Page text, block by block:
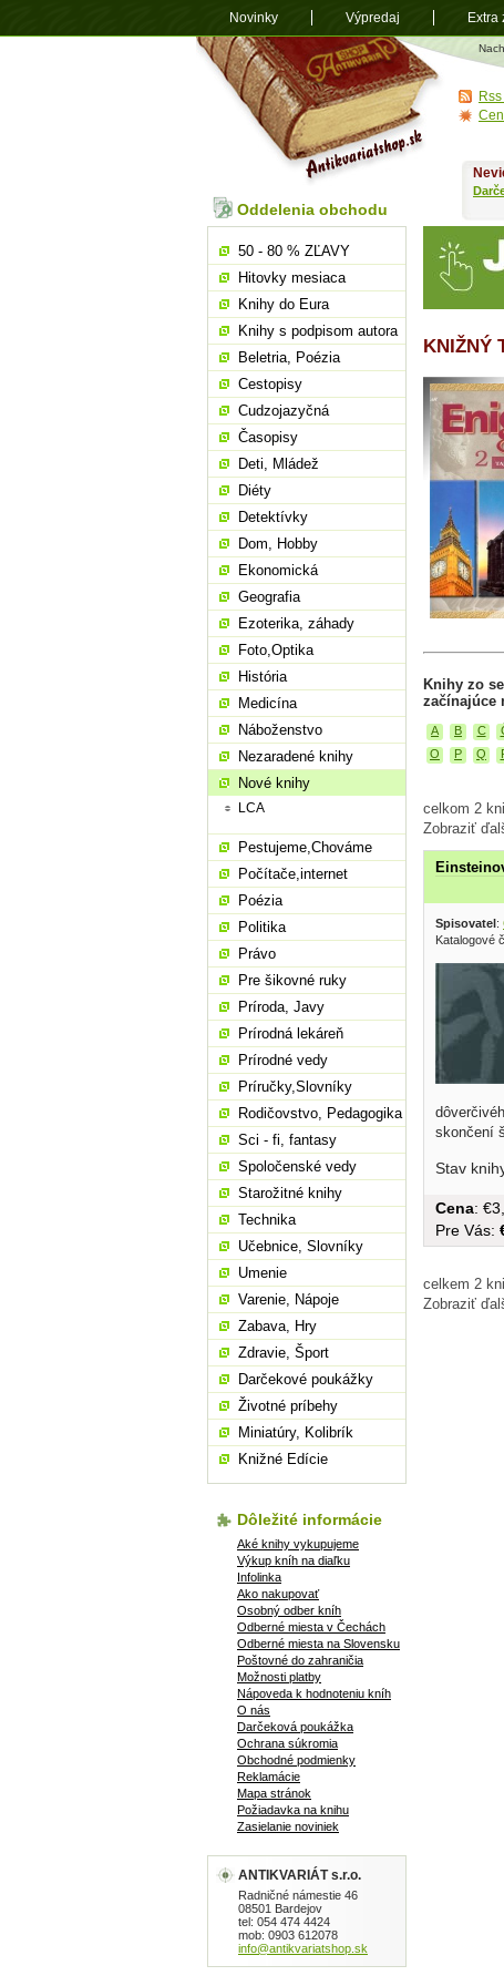
Antikvariát
shop.sk
KNIŽNÝ
Knihy zo
začínajúce
A B C
O
P Q
celkom 2
Zobraziť
Spisovatel :
Katalogové
skončení
Stav
Cena:
Pre Vás:
celkem 2
Zobraziť
Oddelenia obchodu
50 - 80 % ZĽAVY
Hitovky mesiaca
Knihy do Eura
Knihy s podpisom autora
Beletria, Poézia
Cestopisy
Cudzojazyčná
Časopisy
Deti, Mládež
Diéty
Detektívky
Dom, Hobby
Ekonomická
Geografia
Ezoterika, záhady
Foto,Optika
História
Medicína
Náboženstvo
Nezaradené knihy
Nové knihy
LCA
Pestujeme,Chováme
Počítače,internet
Poézia
Politika
Právo
Pre šikovné ruky
Príroda, Javy
Prírodná lekáreň
Prírodné vedy
Príručky,Slovníky
Rodičovstvo, Pedagogika
Sci - fi, fantasy
Spoločenské vedy
Starožitné knihy
Technika
Učebnice, Slovníky
Umenie
Varenie, Nápoje
Zabava, Hry
Zdravie, Šport
Darčekové poukážky
Životné príbehy
Miniatúry, Kolibrík
Knižné Edície
Dôležité informácie
Aké knihy vykupujeme
Výkup kníh na diaľku
Infolinka
Ako nakupovať
Osobný odber kníh
Odberné miesta v Čechách
Odberné miesta na Slovensku
Poštovné do zahraničia
Možnosti platby
Nápoveda k hodnoteniu kníh
O nás
Darčeková poukážka
Ochrana súkromia
Obchodné podmienky
Reklamácie
Mapa stránok
Požiadavka na knihu
Zasielanie noviniek
ANTIKVARIÁT s.r.o.
Radničné námestie 46
08501 Bardejov
tel: 054 474 4424
mob: 0903 612078
info@antikvariatshop.sk
Novinky Výpredaj Extra